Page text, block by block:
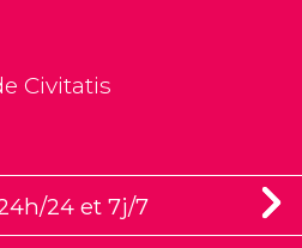
Civitatis
24 et 7j/7